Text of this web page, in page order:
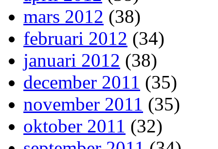
mars 2012 (38)
februari 2012 (34)
januari 2012 (38)
december 2011 (35)
november 2011 (35)
oktober 2011 (32)